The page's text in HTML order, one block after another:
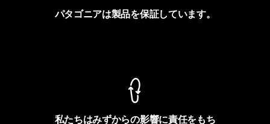
パタゴニアは製品を保証しています。
私たちはみずからの影響に責任をもち